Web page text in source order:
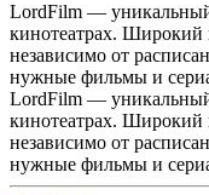
LordFilm — уникальный
кинотеатрах. Широкий
независимо от
нужные фильмы и
LordFilm — уникальный
кинотеатрах. Широкий
независимо от
нужные фильмы и